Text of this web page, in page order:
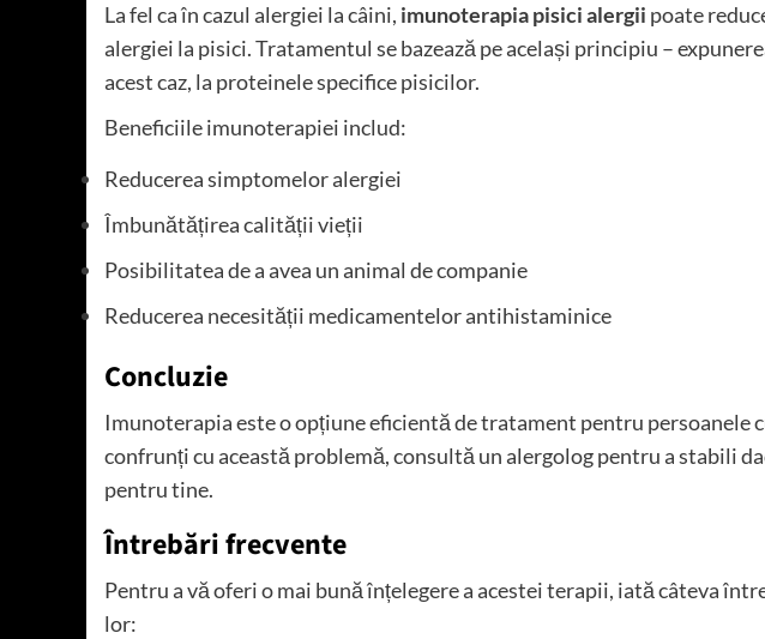
La fel ca în cazul alergiei la câini, imunoterapia pisici alergii poate
alergiei la pisici. Tratamentul se bazează pe același principiu –
acest caz, la proteinele specifice pisicilor.
Beneficiile imunoterapiei includ:
Reducerea simptomelor alergiei
Îmbunătățirea calității vieții
Posibilitatea de a avea un animal de companie
Reducerea necesității medicamentelor antihistaminice
Concluzie
Imunoterapia este o opțiune eficientă de tratament pentru persoanele
confrunți cu această problemă, consultă un alergolog pentru a stabili
pentru tine.
Întrebări frecvente
Pentru a vă oferi o mai bună înțelegere a acestei terapii, iată câteva
lor: